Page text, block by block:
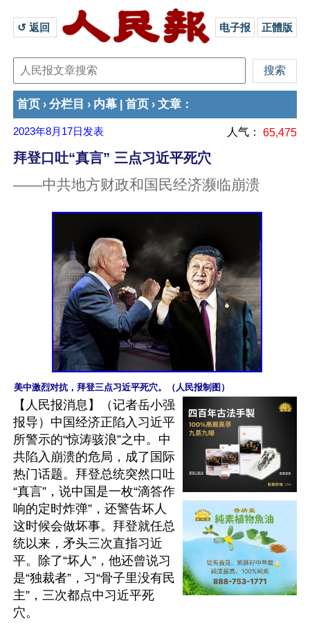
↺ 返回 电子报 正體版
首页 › 分栏目 › 内幕 首页 › 文章 ：
2023年8月17日 发表 人气： 65,475
拜登口吐“真言” 三点习近平死穴
——中共地方财政和国民经济濒临崩溃
美中激烈对抗，拜登三点习近平死穴。（人民报制图）
【人民报消息】（记者岳小强
报导）中国经济正陷入习近平
所警示的“惊涛骇浪”之中。中
共陷入崩溃的危局，成了国际
热门话题。拜登总统突然口吐
“真言”，说中国是一枚“滴答作
响的定时炸弹”，还警告坏人
这时候会做坏事。拜登就任总
统以来，矛头三次直指习近
平。除了“坏人”，他还曾说习
是“独裁者”，习“骨子里没有民
主”，三次都点中习近平死
穴。